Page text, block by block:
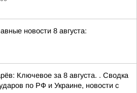
новости 8 августа:
Ключевое за 8 августа. . Сводка
по РФ и Украине, новости с